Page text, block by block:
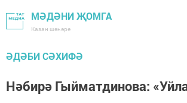
МӘДӘНИ ҖОМГА
Казан шәһәре
ӘДӘБИ СӘХИФӘ
Нәбирә Гыйматдинова: